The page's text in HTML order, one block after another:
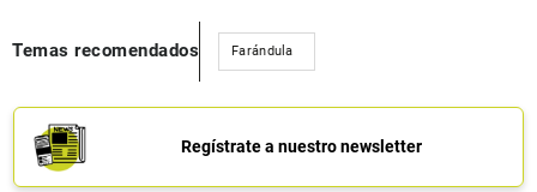
Temas recomendados Farándula
Regístrate a nuestro newsletter